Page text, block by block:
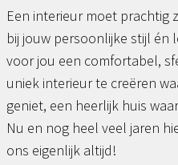
Een interieur moet prachtig
bij jouw persoonlijke stijl én
voor jou een comfortabel,
uniek interieur te creëren
geniet, een heerlijk huis
Nu en nog heel veel jaren
ons eigenlijk altijd!